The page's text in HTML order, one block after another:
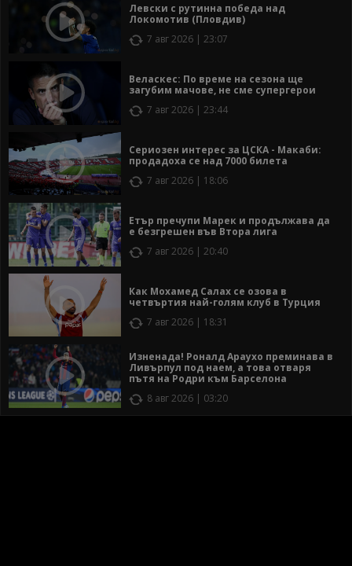
Левски с рутинна победа над
Локомотив (Пловдив)
7 авг 2026 | 23:07
Веласкес: По време на сезона ще
загубим мачове, не сме супергерои
7 авг 2026 | 23:44
Сериозен интерес за ЦСКА - Макаби:
продадоха се над 7000 билета
7 авг 2026 | 18:06
Етър пречупи Марек и продължава да
е безгрешен във Втора лига
7 авг 2026 | 20:40
Как Мохамед Салах се озова в
четвъртия най-голям клуб в Турция
7 авг 2026 | 18:31
Изненада! Роналд Араухо преминава в
Ливърпул под наем, а това отваря
пътя на Родри към Барселона
8 авг 2026 | 03:20